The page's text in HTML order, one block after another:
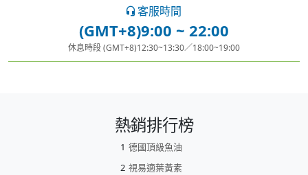
客服時間
(GMT+8)9:00 ~ 22:00
休息時段 (GMT+8)12:30~13:30／18:00~19:00
熱銷排行榜
德國頂級魚油
視易適葉黃素